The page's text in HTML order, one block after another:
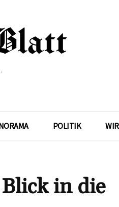
POLITIK
in die